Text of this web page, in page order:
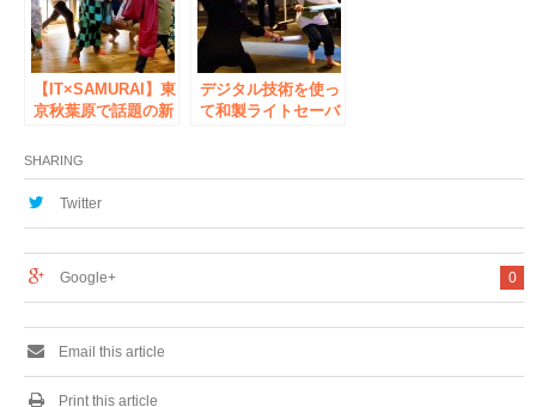
【IT×SAMURAI】東
京秋葉原で話題の新
『SASSEN（サッセ
ン）』全年齢対象の
レクリエーションや
デジタル技術を使っ
て和製ライトセーバ
ン）が東京秋葉原で
SHARING
Twitter
0
Google+
Email this article
Print this article